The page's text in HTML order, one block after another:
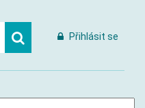
Přihlásit se